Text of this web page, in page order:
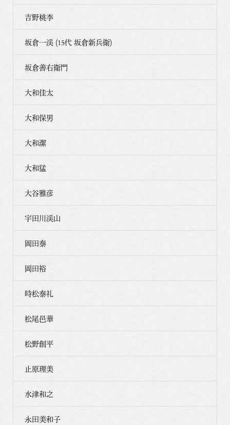
吉野桃李
坂倉一渓 (15代 坂倉新兵衛)
坂倉善右衛門
大和佳太
大和保男
大和潔
大和猛
大谷雅彦
宇田川渓山
岡田泰
岡田裕
時松泰礼
松尾邑華
松野創平
止原理美
水津和之
永田美和子